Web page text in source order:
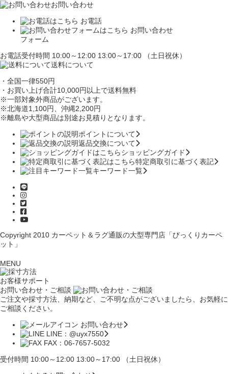
お問い合わせ
お電話
お問い合わせ
フォーム
お電話受付時間 10:00～12:00 13:00～17:00 （土日祝休）
送料について
・全国一律550円
・お買い上げ合計10,000円以上で送料無料
※一部対象外商品がございます。
※北海道1,100円 、沖縄2,200円
※離島や大型商品は別途お見積りとなります。
ポイントについて
返品交換について
ショッピングガイド
特定商取引に基づく表記
キーワード一覧
Copyright 2010 カーペット＆ラグ通販の大型専門店「びっくりカーペ
ット」
MENU
お客様サポート
お問い合わせ・ご相談
ご注文や採寸方法、納期など、ご不明な点がございましたら、お気軽に
ご相談ください。
お問い合わせ
LINE：@uyx7550
FAX：06-7657-5032
受付時間 10:00～12:00 13:00～17:00 （土日祝休）